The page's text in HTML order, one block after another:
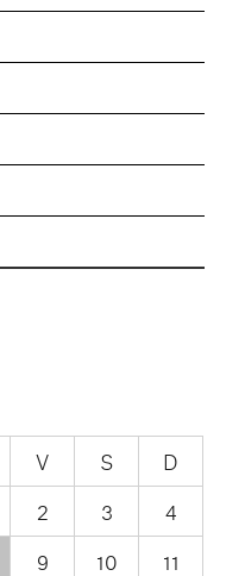
V S
D
2 3
4
9 10
11